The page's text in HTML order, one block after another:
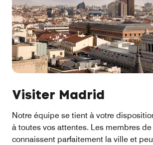
Visiter Madrid
Notre équipe se tient à votre
à toutes vos attentes. Les membres
connaissent parfaitement la ville et